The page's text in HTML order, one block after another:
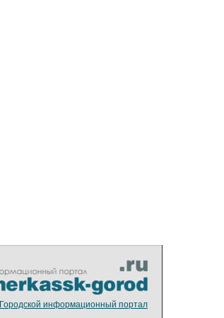
Городской информационный портал